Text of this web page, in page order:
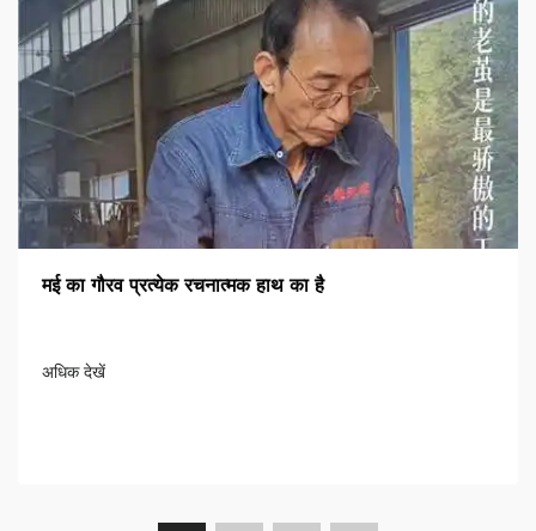
मई का गौरव प्रत्येक रचनात्मक हाथ का है
अधिक देखें